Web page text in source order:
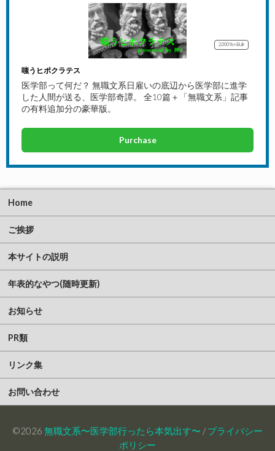
2,000YenBulk
嗤うヒポクラテス
医学部って何だ？ 無職文系日雇いの底辺から医学部に進学
した人間が送る、医学部奇譚。 全10篇＋「無職文系」記事
の有料追加分の豪華版。
Purchase
Home
ご挨拶
本サイトの説明
年表的なやつ(随時更新)
お知らせ
PR類
リンク集
お問い合わせ
©2026 無職文系〜医学部行ったら本気出す〜 / プライバシー
ポリシー